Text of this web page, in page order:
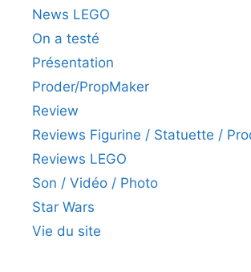
News LEGO
On a testé
Présentation
Proder/PropMaker
Review
Reviews Figurine / Statuette /
Reviews LEGO
Son / Vidéo / Photo
Star Wars
Vie du site